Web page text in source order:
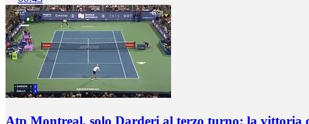
Atp Montreal, solo Darderi al terzo turno: la vittoria